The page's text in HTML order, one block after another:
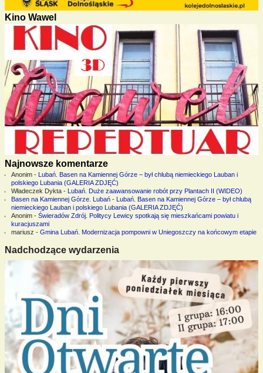
Kino Wawel
Najnowsze komentarze
Anonim- Lubań. Basen na Kamiennej Górze – był chlubą niemieckiego Lauban i
polskiego Lubania (GALERIA ZDJĘĆ)
Władeczek Dykta- Lubań. Duże zaawansowanie robót przy Plantach II (WIDEO)
Basen na Kamiennej Górze. Lubań- Lubań. Basen na Kamiennej Górze – był chlubą
niemieckiego Lauban i polskiego Lubania (GALERIA ZDJĘĆ)
Anonim- Świeradów Zdrój. Politycy Lewicy spotkają się mieszkańcami powiatu i
kuracjuszami
mariusz - Gmina Lubań. Modernizacja pompowni w Uniegoszczy na końcowym etapie
Nadchodzące wydarzenia